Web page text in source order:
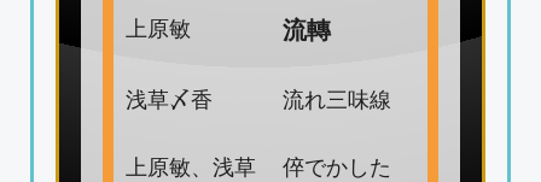
上原敏 流轉
浅草〆香 流れ三味線
上原敏、浅草
倅でかした